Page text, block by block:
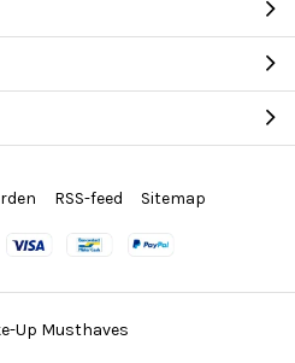
Up Musthaves
RSS-feed Sitemap